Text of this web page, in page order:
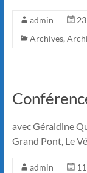
admin
Archives,
avec Géraldine
Grand Pont, Le
admin